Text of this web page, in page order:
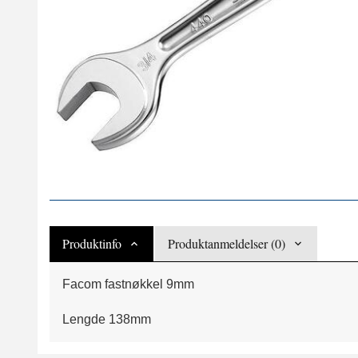
Produktinfo Produktanmeldelser (0)
Facom fastnøkkel 9mm
Lengde 138mm